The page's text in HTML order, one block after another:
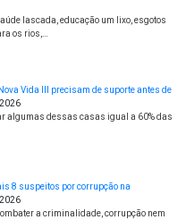
lascada, educação um lixo, esgotos
os rios,…
Vida III precisam de suporte antes de
algumas dessas casas igual a 60% das
8 suspeitos por corrupção na
a criminalidade, corrupção nem